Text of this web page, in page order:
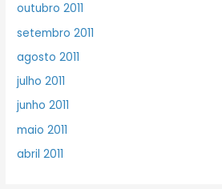
outubro 2011
setembro 2011
agosto 2011
julho 2011
junho 2011
maio 2011
abril 2011